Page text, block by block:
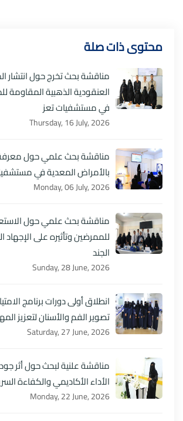
محتوى ذات صلة
مناقشة بحث تخرج حول انتشار
العنقودية الذهبية المقاومة
في مستشفيات تعز
Thursday, 16 July, 2026
مناقشة بحث علمي حول
بالأمراض المعدية في
Monday, 06 July, 2026
مناقشة بحث علمي حول
للممرضين وتأثيره على
الجند
Sunday, 28 June, 2026
انطلاق أولى دورات برنامج
تصوير الفم والأسنان لتعزيز
Saturday, 27 June, 2026
مناقشة علنية لبحث حول أثر
الأداء الأكاديمي والكفاءة
Monday, 22 June, 2026